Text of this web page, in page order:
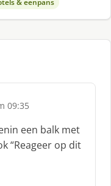
& eenpans
09:35
een balk met
“Reageer op dit